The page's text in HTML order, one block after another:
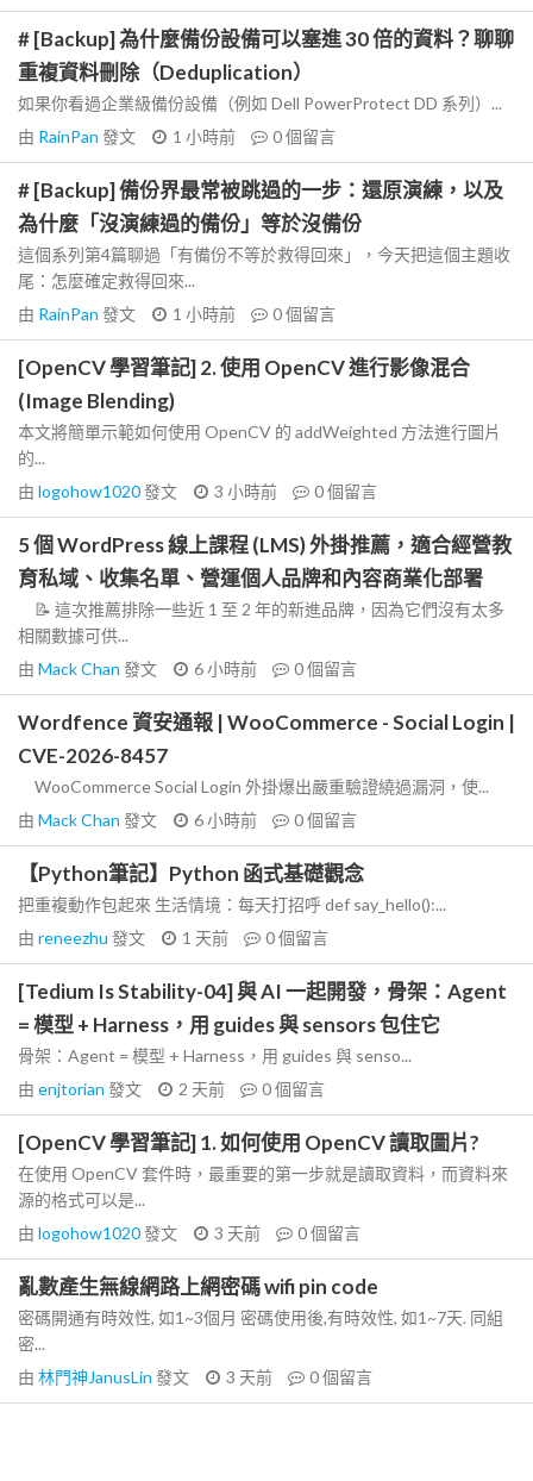
# [Backup] 為什麼備份設備可以塞進 30 倍的資料？聊聊
重複資料刪除（Deduplication）
如果你看過企業級備份設備（例如 Dell PowerProtect DD 系列）...
由 RainPan 發文 1 小時前 0個留言
# [Backup] 備份界最常被跳過的一步：還原演練，以及
為什麼「沒演練過的備份」等於沒備份
這個系列第4篇聊過「有備份不等於救得回來」，今天把這個主題收
尾：怎麼確定救得回來...
由 RainPan 發文 1 小時前 0個留言
[OpenCV 學習筆記] 2. 使用 OpenCV 進行影像混合
(Image Blending)
本文將簡單示範如何使用 OpenCV 的 addWeighted 方法進行圖片
的...
由 logohow1020發文 3 小時前 0個留言
5 個 WordPress 線上課程 (LMS) 外掛推薦，適合經營教
育私域、收集名單、營運個人品牌和內容商業化部署
📝 這次推薦排除一些近 1 至 2 年的新進品牌，因為它們沒有太多
相關數據可供...
由 Mack Chan 發文 6 小時前 0個留言
Wordfence 資安通報 | WooCommerce - Social Login |
CVE-2026-8457
WooCommerce Social Login 外掛爆出嚴重驗證繞過漏洞，使...
由 Mack Chan 發文 6 小時前 0個留言
【Python筆記】Python 函式基礎觀念
把重複動作包起來 生活情境：每天打招呼 def say_hello():...
由 reneezhu 發文 1 天前 0個留言
[Tedium Is Stability-04] 與 AI 一起開發，骨架：Agent
= 模型 + Harness，用 guides 與 sensors 包住它
骨架：Agent = 模型 + Harness，用 guides 與 senso...
由 enjtorian 發文 2 天前 0個留言
[OpenCV 學習筆記] 1. 如何使用 OpenCV 讀取圖片?
在使用 OpenCV 套件時，最重要的第一步就是讀取資料，而資料來
源的格式可以是...
由 logohow1020發文 3 天前 0個留言
亂數產生無線網路上網密碼 wifi pin code
密碼開通有時效性, 如1~3個月 密碼使用後,有時效性, 如1~7天. 同組
密...
由 林門神JanusLin 發文 3 天前 0個留言